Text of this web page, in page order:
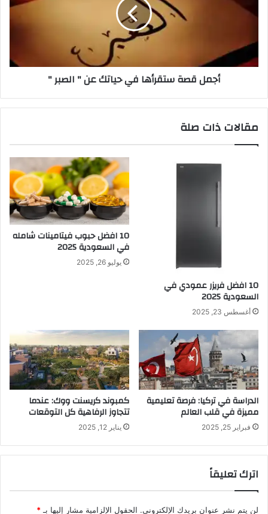
أجمل قصة ستقرأها في حياتك عن " الصبر "
مقالات ذات صلة
10 افضل فريزر عمودي​ في
السعودية​ 2025
أغسطس 23, 2025
10 افضل حبوب فيتامينات شامله​
في السعودية 2025
يوليو 26, 2025
الدراسة في تركيا: فرصة تعليمية
مميزة في قلب العالم
فبراير 25, 2025
كمبوند كريسنت ووك: عندما
تتجاوز الرفاهية كل التوقعات
يناير 12, 2025
اترك تعليقاً
لن يتم نشر عنوان بريدك الإلكتروني. الحقول الإلزامية مشار إليها بـ *